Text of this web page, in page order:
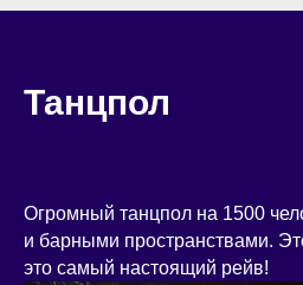
Танцпол
Огромный танцпол на 1500
и барными пространствами.
это самый настоящий рейв!